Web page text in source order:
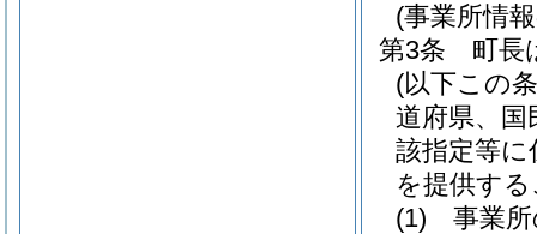
(事業所情
第3条
町長
(以下この
道府県、国
該指定等
を提供す
(1)
事業